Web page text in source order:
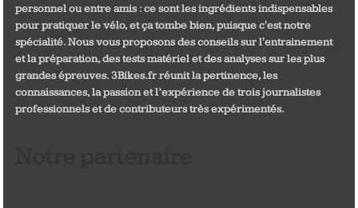
personnel ou entre amis : ce sont les ingrédients indispensables
pour pratiquer le vélo, et ça tombe bien, puisque c'est notre
spécialité. Nous vous proposons des conseils sur l'entrainement
et la préparation, des tests matériel et des analyses sur les plus
grandes épreuves. 3Bikes.fr réunit la pertinence, les
connaissances, la passion et l’expérience de trois journalistes
professionnels et de contributeurs très expérimentés.